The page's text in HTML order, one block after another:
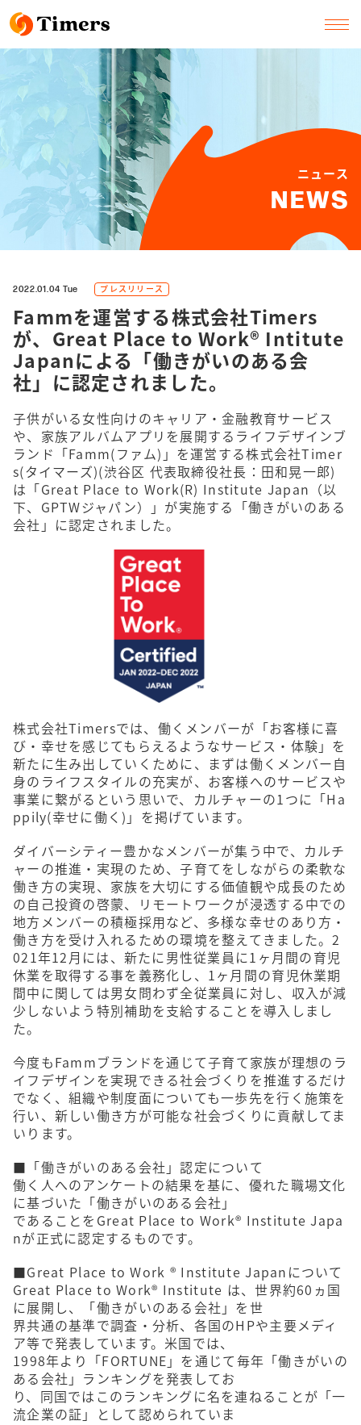
ニュース
NEWS
2022.01.04 Tue プレスリリース
Fammを運営する株式会社Timers
が、Great Place to Work®︎ Intitute
Japanによる「働きがいのある会
社」に認定されました。
子供がいる女性向けのキャリア・金融教育サービス
や、家族アルバムアプリを展開するライフデザインブ
ランド「Famm(ファム)」を運営する株式会社Timer
s(タイマーズ)(渋谷区 代表取締役社長：田和晃一郎)
は「Great Place to Work(R) Institute Japan（以
下、GPTWジャパン）」が実施する「働きがいのある
会社」に認定されました。
株式会社Timersでは、働くメンバーが「お客様に喜
び・幸せを感じてもらえるようなサービス・体験」を
新たに生み出していくために、まずは働くメンバー自
身のライフスタイルの充実が、お客様へのサービスや
事業に繋がるという思いで、カルチャーの1つに「Ha
ppily(幸せに働く)」を掲げています。
ダイバーシティー豊かなメンバーが集う中で、カルチ
ャーの推進・実現のため、子育てをしながらの柔軟な
働き方の実現、家族を大切にする価値観や成長のため
の自己投資の啓蒙、リモートワークが浸透する中での
地方メンバーの積極採用など、多様な幸せのあり方・
働き方を受け入れるための環境を整えてきました。2
021年12月には、新たに男性従業員に1ヶ月間の育児
休業を取得する事を義務化し、1ヶ月間の育児休業期
間中に関しては男女問わず全従業員に対し、収入が減
少しないよう特別補助を支給することを導入しまし
た。
今度もFammブランドを通じて子育て家族が理想のラ
イフデザインを実現できる社会づくりを推進するだけ
でなく、組織や制度面についても一歩先を行く施策を
行い、新しい働き方が可能な社会づくりに貢献してま
いります。
■「働きがいのある会社」認定について
働く人へのアンケートの結果を基に、優れた職場文化
に基づいた「働きがいのある会社」
であることをGreat Place to Work® Institute Japa
nが正式に認定するものです。
■Great Place to Work ® Institute Japanについて
Great Place to Work® Institute は、世界約60ヵ国
に展開し、「働きがいのある会社」を世
界共通の基準で調査・分析、各国のHPや主要メディ
ア等で発表しています。米国では、
1998年より「FORTUNE」を通じて毎年「働きがいの
ある会社」ランキングを発表してお
り、同国ではこのランキングに名を連ねることが「一
流企業の証」として認められていま